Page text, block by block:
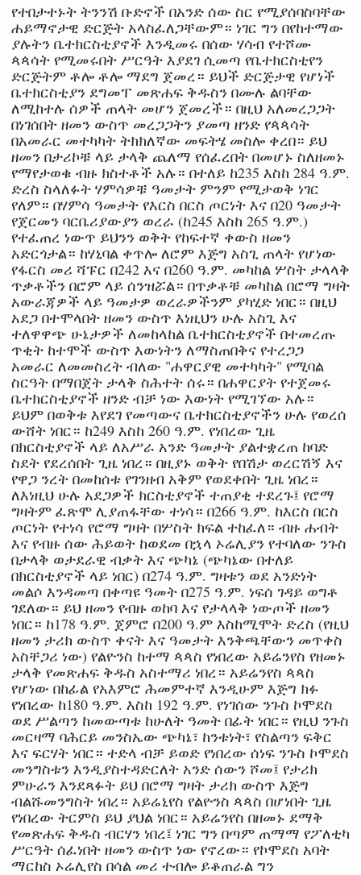
የተበታተኑት ትንንሽ ቡድኖች በአንድ ሰው ስር የሚያሰባስባቸው
ሐይማኖታዊ ድርጅት አላስፈለጋቸውም። ነገር ግን በየከተማው
ያሉትን ቤተክርስቲያኖች እንዲመሩ በሰው ሃሳብ የተሾሙ
ጳጳሳት የሚመሩበት ሥርዓት እያደገ ሲመጣ የቤተክርስቲየን
ድርጅትም ቶሎ ቶሎ ማደግ ጀመረ። ይህች ድርጅታዊ የሆነች
ቤተክርስቲያን ደግመፐ መጽሐፍ ቅዱስን በሙሉ ልባቸው
ለሚከተሉ ሰዎች ጠላት መሆን ጀመረች። በዚህ አለመረጋጋት
በነገሰበት ዘመን ውስጥ መረጋጋትን ያመጣ ዘንድ የጳጳሳት
በአመራር መተካካት ትክክለኛው መፍትሄ መስሎ ቀረበ። ይህ
ዘመን በታሪኮቹ ላይ ታላቅ ጨለማ የሰፈረበት በመሆኑ ስለዘመኑ
የማየታወቁ ብዙ ክስተቶች አሉ። በተለይ ከ235 እስከ 284 ዓ.ም.
ድረስ ስላለፉት ሃምሳዎቹ ዓመታት ምንም የሚታወቅ ነገር
የለም። በሃምሳ ዓመታት የእርስ በርስ ጦርነት እና በ20 ዓመታት
የጀርመን ባርቤሪያውያን ወረራ (ከ245 እስከ 265 ዓ.ም.)
የተፈጠረ ነውጥ ይህንን ወቅት የከፍተኛ ቀውስ ዘመን
አድርጎታል። ከሃኒባል ቀጥሎ ለሮም እጅግ አስጊ ጠላት የሆነው
የፋርስ መሪ ሻፑር በ242 እና በ260 ዓ.ም. መካከል ሦስት ታላላቅ
ጥቃቶችን በሮም ላይ ሰንዝሯል። በጥቃቶቹ መካከል በሮማ ግዛት
አውራጃዎች ላይ ዓመታዎ ወረራዎችንም ያካሂድ ነበር። በዚህ
አደጋ በተሞላበት ዘመን ውስጥ እነዚህን ሁሉ አስጊ እና
ተለዋዋጭ ሁኔታዎች ለመከላከል ቤተክርስቲያኖች በተመረጡ
ጥቂት ከተሞች ውስጥ እውነትን ለማስጠበቅና የተረጋጋ
አመራር ለመመስረት ብለው "ሐዋርያዊ መተካካት" የሚባል
ስርዓት በማበጀት ታላቅ ስሕተት ሰሩ። በሐዋርያት የተጀመሩ
ቤተክርስቲያኖች ዘንድ ብቻ ነው እውነት የሚገኘው አሉ።
ይህም በወቅቱ እየደገ የመጣውና ቤተክርስቲያኖችን ሁሉ የወረሰ
ውሸት ነበር። ከ249 እስከ 260 ዓ.ም. የነበረው ጊዜ
በክርስቲያኖች ላይ ለአሥራ አንድ ዓመታት ያልተቋረጠ ከባድ
ስደት የደረሰበት ጊዜ ነበረ። በዚያኑ ወቅት የበሽታ ወረርሽኝ እና
የዋጋ ንረት በመከሰቱ የገንዘብ አቅም የወደቀበት ጊዜ ነበረ።
ለእነዚህ ሁሉ አደጋዎች ክርስቲያኖች ተጠያቂ ተደረጉ፤ የሮማ
ግዛትም ፈጽሞ ሊያጠፋቸው ተነሳ። በ266 ዓ.ም. ከእርስ በርስ
ጦርነት የተነሳ የሮማ ግዛት በሦስት ክፍል ተከፈለ። ብዙ ሐብት
እና የብዙ ሰው ሕይወት ከወደመ በኋላ ኦሬሊያን የተባለው ንጉስ
በታላቅ ወታደራዊ ብቃት እና ጭካኔ (ጭካኔው በተለይ
በክርስቲያኖች ላይ ነበር) በ274 ዓ.ም. ግዛቱን ወደ አንድነት
መልሶ እንዳመጣ በቀጣዩ ዓመት በ275 ዓ.ም. ነፍሰ ገዳይ ወግቶ
ገደለው። ይህ ዘመን የብዙ ወከባ እና የታላላቅ ነውጦች ዘመን
ነበር። ከ178 ዓ.ም. ጀምሮ በ200 ዓ.ም እስከሚሞት ድረስ (የዚህ
ዘመን ታሪክ ውስጥ ቀናት እና ዓመታት እንቅጫቸውን መጥቀስ
አስቸጋሪ ነው) የልዮንስ ከተማ ጳጳስ የነበረው አይሬንየስ የዘመኑ
ታላቅ የመጽሐፍ ቅዱስ አስተማሪ ነበረ። አይሬንየስ ጳጳስ
የሆነው በከፊል የአእምሮ ሕመምተኛ እንዲሁም እጅግ ክፉ
የነበረው ከ180 ዓ.ም. እስከ 192 ዓ.ም. የነገሰው ንጉስ ኮሞደስ
ወደ ሥልጣን ከመውጣቱ ከሁለት ዓመት በፊት ነበር። የዚህ ንጉስ
መርዛማ ባሕርይ መንስኤው ጭካኔ፣ ከንቱነት፣ የስልጣን ፍቅር
እና ፍርሃት ነበር። ተድላ ብቻ ይወድ የነበረው ሰነፍ ንጉስ ኮሞደስ
መንግስቱን እንዲያስተዳድርለት አንድ ሰውን ሾመ፤ የታሪክ
ምሁራን እንደጻፉት ይህ በሮማ ግዛት ታሪክ ውስጥ እጅግ
ብልሹመንግስት ነበረ። አይሬኒየስ የልዮንስ ጳጳስ በሆነበት ጊዜ
የነበረው ትርምስ ይህ ያህል ነበር። አይሬንየስ በዘመኑ ደማቅ
የመጽሐፍ ቅዱስ ብርሃን ነበረ፤ ነገር ግን በጣም ጠማማ የፖለቲካ
ሥርዓት ሰፈነበት ዘመን ውስጥ ነው የኖረው። የኮሞደስ አባት
ማርከስ ኦሬሊየስ በሳል መሪ ተብሎ ይቆጠራል ግን